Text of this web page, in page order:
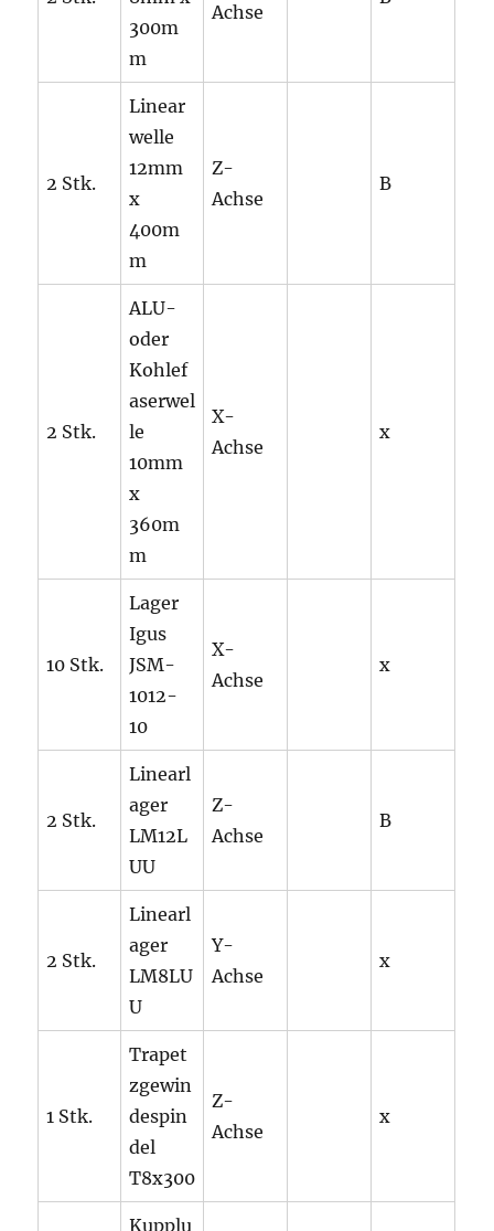
300m
m
Achse
2 Stk.
Linear
welle
12mm
x
400m
m
Z-
Achse
B
2 Stk.
ALU-
oder
Kohlef
aserwel
le
10mm
x
360m
m
X-
Achse
x
10 Stk.
Lager
Igus
JSM-
1012-
10
X-
Achse
x
2 Stk.
Linearl
ager
LM12L
UU
Z-
Achse
B
2 Stk.
Linearl
ager
LM8LU
U
Y-
Achse
x
1 Stk.
Trapet
zgewin
despin
del
T8x300
Z-
Achse
x
Kupplu